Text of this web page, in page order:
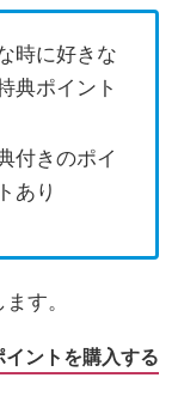
時に好きな
典ポイント
付きのポイ
あり
す。
ントを購入する